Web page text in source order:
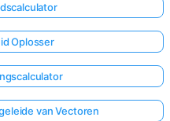
Oplosser
van Vectoren